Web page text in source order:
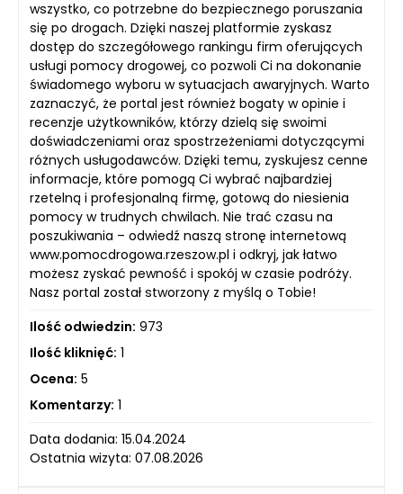
wszystko, co potrzebne do bezpiecznego poruszania
się po drogach. Dzięki naszej platformie zyskasz
dostęp do szczegółowego rankingu firm oferujących
usługi pomocy drogowej, co pozwoli Ci na dokonanie
świadomego wyboru w sytuacjach awaryjnych. Warto
zaznaczyć, że portal jest również bogaty w opinie i
recenzje użytkowników, którzy dzielą się swoimi
doświadczeniami oraz spostrzeżeniami dotyczącymi
różnych usługodawców. Dzięki temu, zyskujesz cenne
informacje, które pomogą Ci wybrać najbardziej
rzetelną i profesjonalną firmę, gotową do niesienia
pomocy w trudnych chwilach. Nie trać czasu na
poszukiwania – odwiedź naszą stronę internetową
www.pomocdrogowa.rzeszow.pl i odkryj, jak łatwo
możesz zyskać pewność i spokój w czasie podróży.
Nasz portal został stworzony z myślą o Tobie!
Ilość odwiedzin: 973
Ilość kliknięć: 1
Ocena: 5
Komentarzy: 1
Data dodania: 15.04.2024
Ostatnia wizyta: 07.08.2026